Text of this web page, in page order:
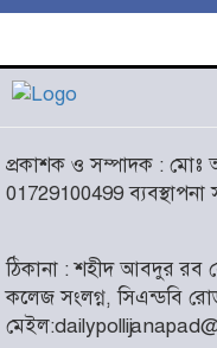
৫
৬
৭
প্রকাশক ও সম্পাদক : মোঃ
01729100499
ঠিকানা : শহীদ আবদুর রব
কলেজ সংলগ্ন, সিএন্ডবি